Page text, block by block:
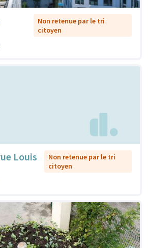
Non retenue par le tri
citoyen
Louis
Non retenue par le tri
citoyen